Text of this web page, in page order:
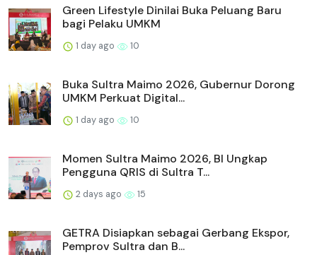
Green Lifestyle Dinilai Buka Peluang Baru
bagi Pelaku UMKM
1 day ago 10
Buka Sultra Maimo 2026, Gubernur Dorong
UMKM Perkuat Digital...
1 day ago 10
Momen Sultra Maimo 2026, BI Ungkap
Pengguna QRIS di Sultra T...
2 days ago 15
GETRA Disiapkan sebagai Gerbang Ekspor,
Pemprov Sultra dan B...